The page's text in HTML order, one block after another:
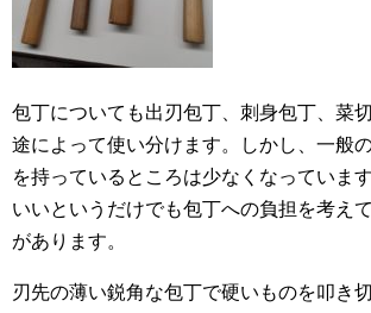
包丁についても出刃包丁、刺身包丁、菜
途によって使い分けます。しかし、一般
を持っているところは少なくなっていま
いいというだけでも包丁への負担を考え
があります。
刃先の薄い鋭角な包丁で硬いものを叩き